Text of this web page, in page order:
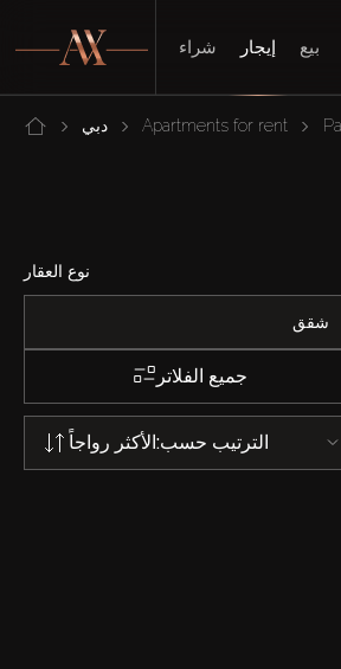
شراء إيجار بيع
دبي Apartments for rent
نوع العقار
شقق
جميع الفلاتر
الأكثر رواجاًالترتيب حسب: